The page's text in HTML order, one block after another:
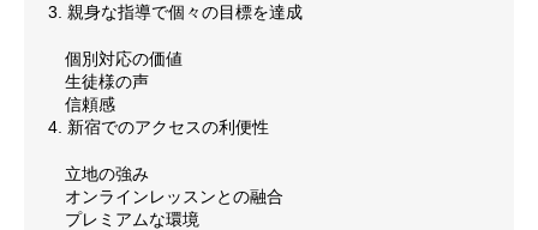
コンサート情報
メディア掲載
お問い合わせ
3. 親身な指導で個々の目標を達成
個別対応の価値
生徒様の声
信頼感
4. 新宿でのアクセスの利便性
立地の強み
オンラインレッスンとの融合
プレミアムな環境